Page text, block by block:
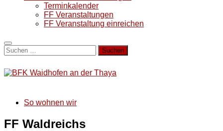
Terminkalender
FF Veranstaltungen
FF Veranstaltung einreichen
Suchen
nach:
So wohnen wir
FF Waldreichs